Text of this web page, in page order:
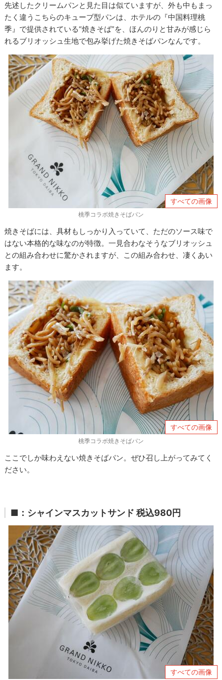
先述したクリームパンと見た目は似ていますが、外も中もまっ
たく違うこちらのキューブ型パンは、ホテルの『中国料理桃
季』で提供されている“焼きそば”を、ほんのりと甘みが感じら
れるブリオッシュ生地で包み挙げた焼きそばパンなんです。
すべての画像
桃季コラボ焼きそばパン
焼きそばには、具材もしっかり入っていて、ただのソース味で
はない本格的な味なのが特徴。一見合わなそうなブリオッシュ
との組み合わせに驚かされますが、この組み合わせ、凄くあい
ます。
すべての画像
桃季コラボ焼きそばパン
ここでしか味わえない焼きそばパン。ぜひ召し上がってみてく
ださい。
■：シャインマスカットサンド 税込980円
すべての画像